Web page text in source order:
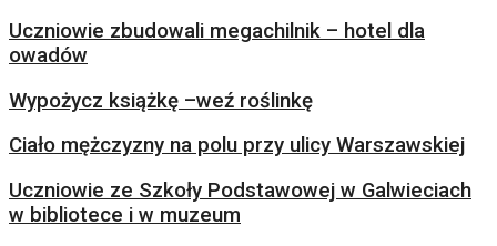
Uczniowie zbudowali megachilnik – hotel dla
owadów
Wypożycz książkę –weź roślinkę
Ciało mężczyzny na polu przy ulicy Warszawskiej
Uczniowie ze Szkoły Podstawowej w Galwieciach
w bibliotece i w muzeum